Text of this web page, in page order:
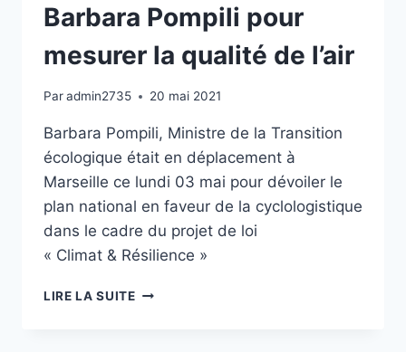
JEUNES
SENTINELLES
DE
L’AIR »
LE
DE
GRASSE
Barbara Pompili pour
mesurer la qualité de l’air
Paradmin2735 20 mai 2021
Barbara Pompili, Ministre de la Transition
écologique était en déplacement à
Marseille ce lundi 03 mai pour dévoiler le
plan national en faveur de la cyclologistique
dans le cadre du projet de loi
« Climat & Résilience »
LIRE LA SUITE REMISE